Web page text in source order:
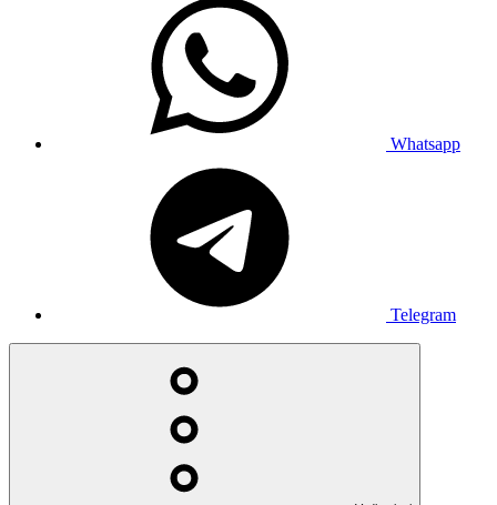
Whatsapp
Telegram